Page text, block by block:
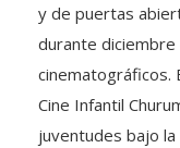
y de puertas
durante
cinematográficos.
Cine Infantil
juventudes bajo la